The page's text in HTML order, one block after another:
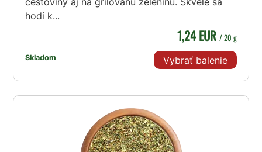
hodí k...
Skladom
1,24 EUR / 20 g
Vybrať balenie